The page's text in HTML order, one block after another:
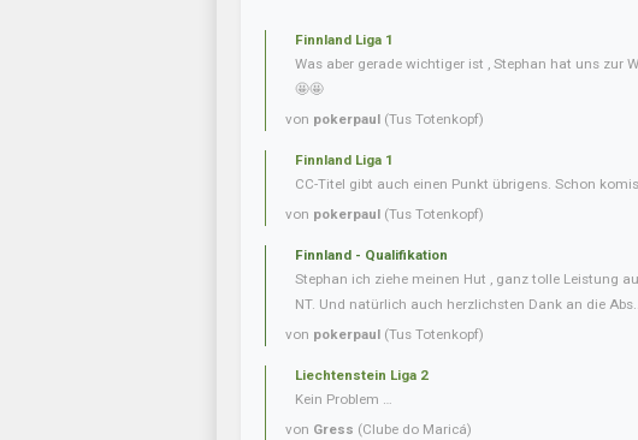
Finnland Liga 1
Was aber gerade wichtiger ist , Stephan hat uns zur
🤩🤩
von pokerpaul (Tus Totenkopf)
Finnland Liga 1
CC-Titel gibt auch einen Punkt übrigens. Schon
von pokerpaul (Tus Totenkopf)
Finnland - Qualifikation
Stephan ich ziehe meinen Hut , ganz tolle Leistung
NT. Und natürlich auch herzlichsten Dank an die
von pokerpaul (Tus Totenkopf)
Liechtenstein Liga 2
Kein Problem …
von Gress (Clube do Maricá)